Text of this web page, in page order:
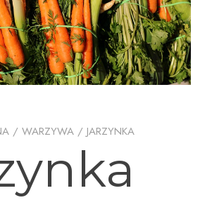
/ WARZYWA / JARZYNKA